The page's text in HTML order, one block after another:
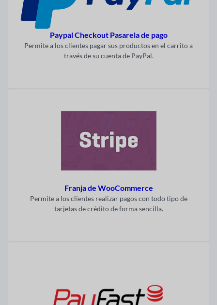
Paypal Checkout Pasarela de pago
Permite a los clientes pagar sus productos en el carrito a
través de su cuenta de PayPal.
Franja de WooCommerce
Permite a los clientes realizar pagos con todo tipo de
tarjetas de crédito de forma sencilla.